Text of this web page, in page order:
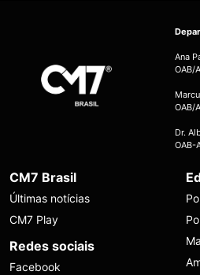
Ana
OAB/
OAB/
Dr.
OAB-
CM7 Brasil
Últimas notícias
CM7 Play
Redes sociais
Facebook